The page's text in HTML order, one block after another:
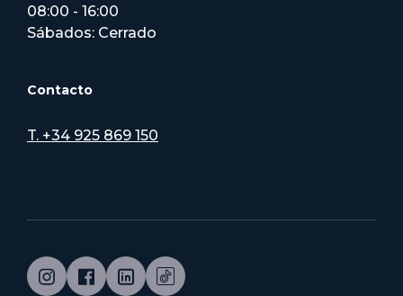
08:00 - 16:00
Sábados: Cerrado
Contacto
T. +34 925 869 150